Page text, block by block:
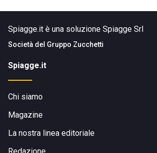
Spiagge.it è una soluzione Spiagge Srl
Società del Gruppo Zucchetti
Spiagge.it
Chi siamo
Magazine
La nostra linea editoriale